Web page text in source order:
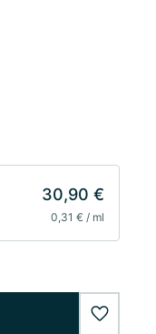
30,90 €
0,31 € / ml